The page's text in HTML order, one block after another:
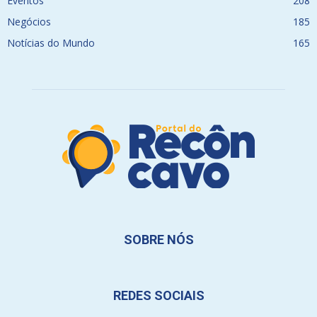
Negócios
185
Notícias do Mundo
165
SOBRE NÓS
REDES SOCIAIS